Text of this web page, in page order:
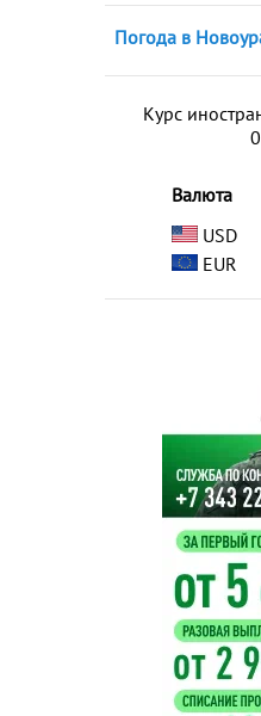
Погода в
Курс
Валюта
USD
EUR